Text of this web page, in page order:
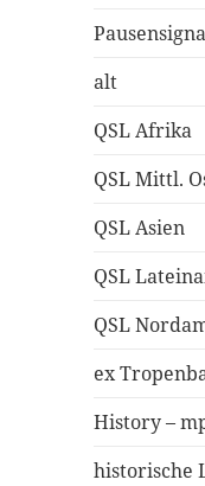
alt
QSL Afrika
QSL Mittl.
QSL Asien
QSL
QSL
ex
History –
historische